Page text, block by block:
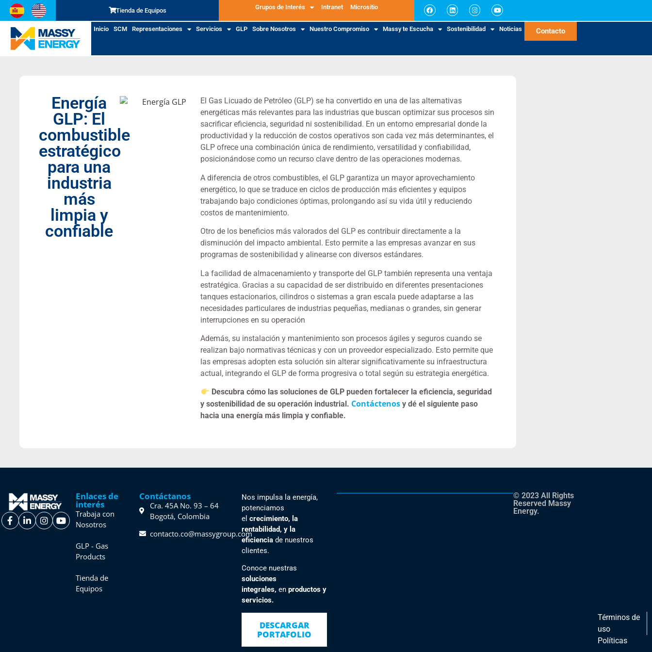
Tienda de Equipos Grupos de Interés Intranet Micrositio
Inicio SCM Representaciones Servicios GLP Sobre Nosotros Nuestro Compromiso Massy te Escucha Sostenibilidad Noticias Contacto
Energía
GLP: El
combustible
estratégico
para una
industria
más
limpia y
confiable
El Gas Licuado de Petróleo (GLP) se ha convertido en una de las alternativas
energéticas más relevantes para las industrias que buscan optimizar sus procesos sin
sacrificar eficiencia, seguridad ni sostenibilidad. En un entorno empresarial donde la
productividad y la reducción de costos operativos son cada vez más determinantes, el
GLP ofrece una combinación única de rendimiento, versatilidad y confiabilidad,
posicionándose como un recurso clave dentro de las operaciones modernas.
A diferencia de otros combustibles, el GLP garantiza un mayor aprovechamiento
energético, lo que se traduce en ciclos de producción más eficientes y equipos
trabajando bajo condiciones óptimas, prolongando así su vida útil y reduciendo
costos de mantenimiento.
Otro de los beneficios más valorados del GLP es contribuir directamente a la
disminución del impacto ambiental. Esto permite a las empresas avanzar en sus
programas de sostenibilidad y alinearse con diversos estándares.
La facilidad de almacenamiento y transporte del GLP también representa una ventaja
estratégica. Gracias a su capacidad de ser distribuido en diferentes presentaciones
tanques estacionarios, cilindros o sistemas a gran escala puede adaptarse a las
necesidades particulares de industrias pequeñas, medianas o grandes, sin generar
interrupciones en su operación
Además, su instalación y mantenimiento son procesos ágiles y seguros cuando se
realizan bajo normativas técnicas y con un proveedor especializado. Esto permite que
las empresas adopten esta solución sin alterar significativamente su infraestructura
actual, integrando el GLP de forma progresiva o total según su estrategia energética.
Descubra cómo las soluciones de GLP pueden fortalecer la eficiencia, seguridad
y sostenibilidad de su operación industrial. Contáctenosy dé el siguiente paso
hacia una energía más limpia y confiable.
Enlaces de
interés
Trabaja con
Nosotros
GLP - Gas
Products
Tienda de
Equipos
Contáctanos
Cra. 45A No. 93 – 64
Bogotá, Colombia
contacto.co@massygroup.com
Nos impulsa la energía,
potenciamos
elcrecimiento, la
rentabilidad, y la
eficiencia de nuestros
clientes.
Conoce nuestras
soluciones
integrales,enproductos y
servicios.
DESCARGAR
PORTAFOLIO
© 2023 All Rights
Reserved Massy
Energy.
Términos de
uso
Políticas